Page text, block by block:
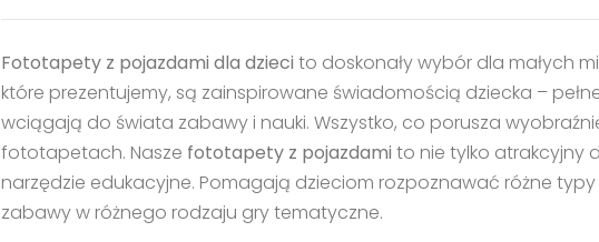
Fototapety z pojazdami dla dzieci to doskonały wybór dla małych
które prezentujemy, są zainspirowane świadomością dziecka –
wciągają do świata zabawy i nauki. Wszystko, co porusza
fototapetach. Nasze fototapety z pojazdami to nie tylko atrakcyjny
narzędzie edukacyjne. Pomagają dzieciom rozpoznawać różne
zabawy w różnego rodzaju gry tematyczne.